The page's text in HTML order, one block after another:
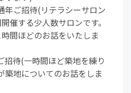
年ご招待(リテラシーサロン
催する少人数サロンです。
間ほどのお話をいたしま
招待(一時間ほど築地を練り
築地についてのお話をしま